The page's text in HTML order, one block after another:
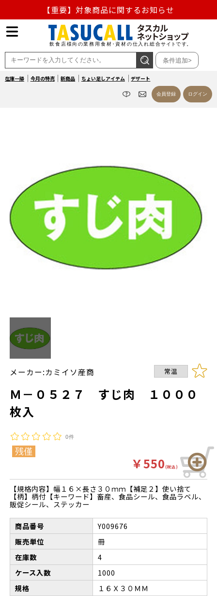
【重要】対象商品に関するお知らせ
【重要】熊本地震の影響による商品出荷停止のお知らせ
熊本県熊本地方を震源とする地震の影響によるお荷物のお
届け遅延について
条件追加>
在庫一掃 今月の特売 新商品 ちょい足しアイテム デザート
会員登録 ログイン
メーカー:カミイソ産商 常温
Ｍ－０５２７ すじ肉 １０００
枚入
0件
￥550(税込)
【規格内容】幅１６×長さ３０ｍｍ【補足２】使い捨て
【柄】柄付【キーワード】畜産、食品シール、食品ラベル、
販促シール、ステッカー
商品番号
Y009676
販売単位
冊
在庫数
4
ケース入数
1000
規格
１６Ｘ３０ＭＭ